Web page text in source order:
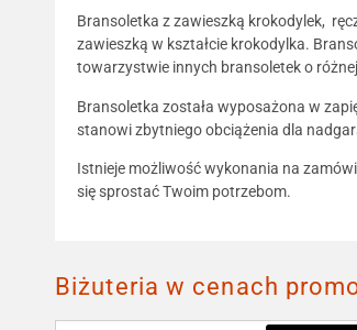
Bransoletka z zawieszką krokodylek,
zawieszką w kształcie krokodylka.
towarzystwie innych bransoletek o
Bransoletka została wyposażona w
stanowi zbytniego obciążenia dla
Istnieje możliwość wykonania na
się sprostać Twoim potrzebom.
Biżuteria w cenach